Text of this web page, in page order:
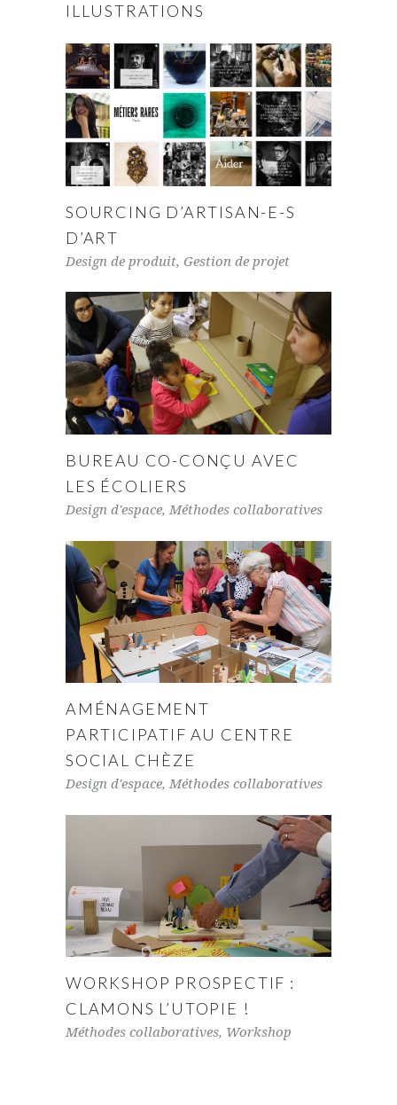
ILLUSTRATIONS
SOURCING D’ARTISAN-E-S
D’ART
Design de produit, Gestion de projet
BUREAU CO-CONÇU AVEC
LES ÉCOLIERS
Design d'espace, Méthodes collaboratives
AMÉNAGEMENT
PARTICIPATIF AU CENTRE
SOCIAL CHÈZE
Design d'espace, Méthodes collaboratives
WORKSHOP PROSPECTIF :
CLAMONS L’UTOPIE !
Méthodes collaboratives, Workshop